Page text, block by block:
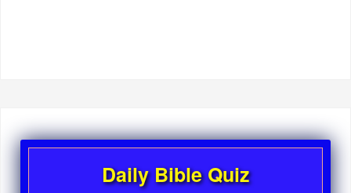
Daily Bible Quiz